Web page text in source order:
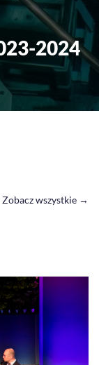
2024
Zobacz wszystkie →